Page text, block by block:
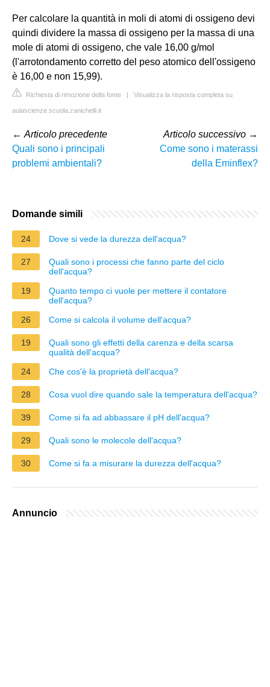
Per calcolare la quantità in moli di atomi di ossigeno devi
quindi dividere la massa di ossigeno per la massa di una
mole di atomi di ossigeno, che vale 16,00 g/mol
(l'arrotondamento corretto del peso atomico dell'ossigeno
è 16,00 e non 15,99).
Richiesta di rimozione della fonte | Visualizza la risposta completa su
aulascienze.scuola.zanichelli.it
← Articolo precedente
Quali sono i principali
problemi ambientali?
Articolo successivo →
Come sono i materassi
della Eminflex?
Domande simili
24 Dove si vede la durezza dell'acqua?
27
Quali sono i processi che fanno parte del ciclo
dell'acqua?
19
Quanto tempo ci vuole per mettere il contatore
dell'acqua?
26
Come si calcola il volume dell'acqua?
19
Quali sono gli effetti della carenza e della scarsa
qualità dell'acqua?
24
Che cos'è la proprietà dell'acqua?
28 Cosa vuol dire quando sale la temperatura dell'acqua?
39 Come si fa ad abbassare il pH dell'acqua?
29 Quali sono le molecole dell'acqua?
30 Come si fa a misurare la durezza dell'acqua?
Annuncio